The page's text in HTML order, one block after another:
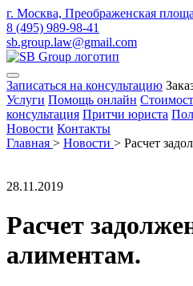
г. Москва, Преображенская
8 (495) 989-98-41
sb.group.law@gmail.com
Записаться на консультацию
Услуги Помощь онлайн
консультация Притчи юриста
Новости Контакты
Главная > Новости > Расчет
28.11.2019
Расчет
алиментам.